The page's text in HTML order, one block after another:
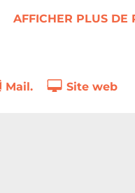
AFFICHER PLUS DE
Mail. Site web